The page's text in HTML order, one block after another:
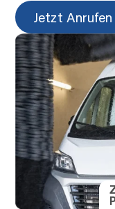
Jetzt Anrufen